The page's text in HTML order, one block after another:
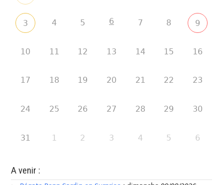
3 4 5 6 7 8 9
10 11 12 13 14 15 16
17 18 19 20 21 22 23
24 25 26 27 28 29 30
31 1 2 3 4 5 6
A venir :